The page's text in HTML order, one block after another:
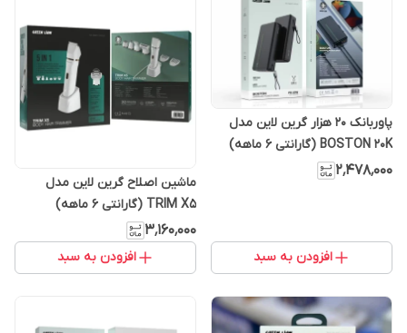
پاوربانک 20 هزار گرین لاین مدل
BOSTON 20K (گارانتی 6 ماهه)
۲٬۴۷۸٬۰۰۰
افزودن به سبد
ماشین اصلاح گرین لاین مدل
TRIM X5 (گارانتی 6 ماهه)
۳٬۱۶۰٬۰۰۰
افزودن به سبد